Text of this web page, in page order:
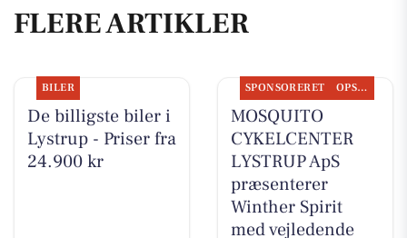
FLERE ARTIKLER
BILER
De billigste biler i
Lystrup - Priser fra
24.900 kr
SPONSORERET OPSLAGSTAVLEN
MOSQUITO
CYKELCENTER
LYSTRUP ApS
præsenterer
Winther Spirit
med vejledende